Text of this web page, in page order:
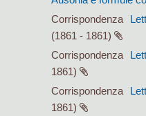
Corrispondenza
(1861 - 1861)
Corrispondenza
1861)
Corrispondenza
1861)